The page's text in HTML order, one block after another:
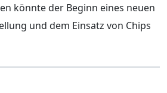
könnte der Beginn eines neuen
und dem Einsatz von Chips